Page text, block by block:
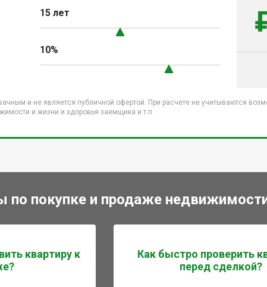
15 лет
10%
и не является публичной офертой. При расчете не учитываются
и жизни и здоровья заемщика и т.п.
по покупке и продаже
квартиру к
Как быстро проверить
перед сделкой?